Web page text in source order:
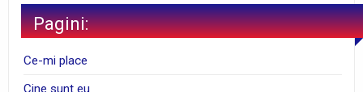
Pagini:
Ce-mi place
Cine sunt eu